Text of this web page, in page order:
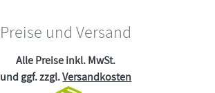
Preise und Versand
Alle Preise inkl. MwSt.
und ggf. zzgl.Versandkosten